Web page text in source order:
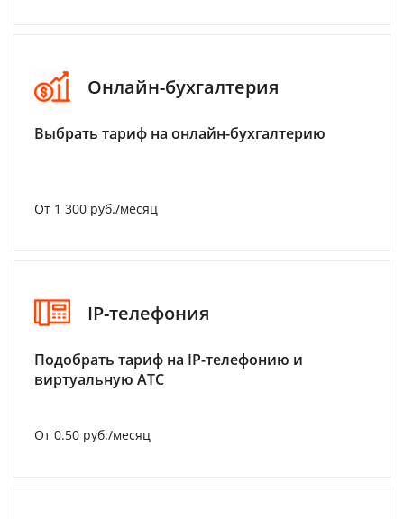
Онлайн-бухгалтерия
Выбрать тариф на онлайн-бухгалтерию
От 1 300 руб./месяц
IP-телефония
Подобрать тариф на IP-телефонию и
виртуальную АТС
От 0.50 руб./месяц